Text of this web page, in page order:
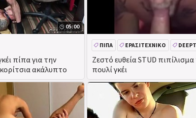
05:00
πίπα για την
ακάλυπτο
Ζεστό ευθεία STUD
πουλί γκέι
ΠΊΠΑ ΕΡΑΣΙΤΕΧΝΙΚΌ